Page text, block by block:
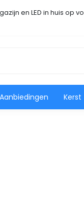
en LED in huis op
Aanbiedingen Kerst